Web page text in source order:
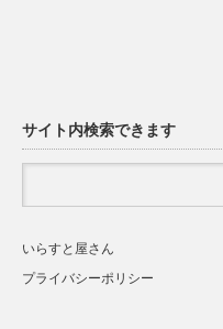
サイト内検索できます
いらすと屋さん
プライバシーポリシー